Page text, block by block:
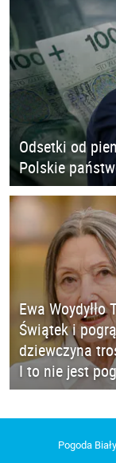
Odsetki od
Polskie
Ewa Woydyłło
Świątek i
dziewczyna
I to nie jest
Pogoda